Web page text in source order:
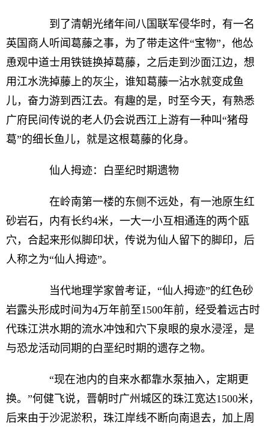
到了清朝光绪年间八国联军侵华时，有一名
英国商人听闻葛藤之事，为了带走这件“宝物”，他怂
恿观中道士用铁链换掉葛藤，之后走到沙面江边，想
用江水洗掉藤上的灰尘，谁知葛藤一沾水就变成鱼
儿，奋力游到西江去。有趣的是，时至今天，有熟悉
广府民间传说的老人仍会说西江上游有一种叫“猪母
葛”的细长鱼儿，就是这根葛藤的化身。
仙人拇迹：白垩纪时期遗物
在岭南第一楼的东侧不远处，有一池原生红
砂岩石，内有长约4米，一大一小互相通连的两个瓯
穴，合起来形似脚印状，传说为仙人留下的脚印，后
人称之为“仙人拇迹”。
当代地理学家曾考证，“仙人拇迹”的红色砂
岩露头形成时间为4万年前至1500年前，经受着远古时
代珠江洪水期的流水冲蚀和穴下泉眼的泉水浸淫，是
与恐龙活动同期的白垩纪时期的遗存之物。
“现在池内的自来水都靠水泵抽入，定期更
换。”何健飞说，晋朝时广州城区的珠江宽达1500米，
后来由于沙泥淤积，珠江岸线不断向南退去，加上周